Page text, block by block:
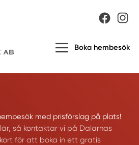
Boka hembesök
med prisförslag på plats!
så kontaktar vi på Dalarnas
för att boka in ett gratis